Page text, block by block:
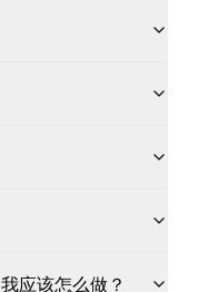
应该怎么做？